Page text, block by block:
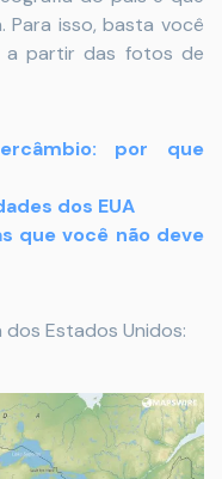
isso, basta você
a partir das fotos de
por que
dos EUA
que você não deve
Estados Unidos: